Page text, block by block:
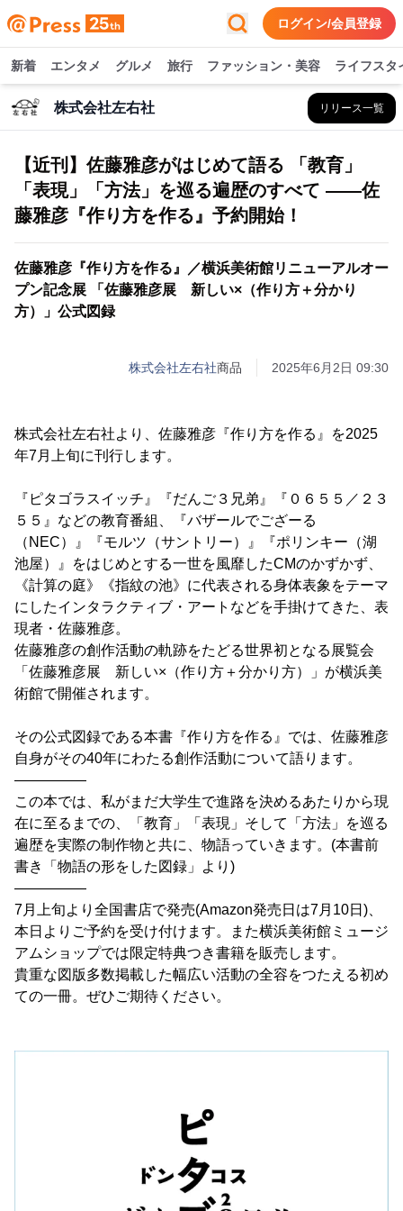
ログイン/会員登録
新着 エンタメ グルメ 旅行 ファッション・美容 ライフスタ
株式会社左右社 リリース一覧
【近刊】佐藤雅彦がはじめて語る 「教育」
「表現」「方法」を巡る遍歴のすべて ――佐
藤雅彦『作り方を作る』予約開始！
佐藤雅彦『作り方を作る』／横浜美術館リニューアルオー
プン記念展 「佐藤雅彦展 新しい×（作り方＋分かり
方）」公式図録
株式会社左右社商品 2025年6月2日 09:30
株式会社左右社より、佐藤雅彦『作り方を作る』を2025
年7月上旬に刊行します。
『ピタゴラスイッチ』『だんご３兄弟』『０６５５／２３
５５』などの教育番組、『バザールでござーる
（NEC）』『モルツ（サントリー）』『ポリンキー（湖
池屋）』をはじめとする一世を風靡したCMのかずかず、
《計算の庭》《指紋の池》に代表される身体表象をテーマ
にしたインタラクティブ・アートなどを手掛けてきた、表
現者・佐藤雅彦。
佐藤雅彦の創作活動の軌跡をたどる世界初となる展覧会
「佐藤雅彦展 新しい×（作り方＋分かり方）」が横浜美
術館で開催されます。
その公式図録である本書『作り方を作る』では、佐藤雅彦
自身がその40年にわたる創作活動について語ります。
―――――
この本では、私がまだ大学生で進路を決めるあたりから現
在に至るまでの、「教育」「表現」そして「方法」を巡る
遍歴を実際の制作物と共に、物語っていきます。(本書前
書き「物語の形をした図録」より)
―――――
7月上旬より全国書店で発売(Amazon発売日は7月10日)、
本日よりご予約を受け付けます。また横浜美術館ミュージ
アムショップでは限定特典つき書籍を販売します。
貴重な図版多数掲載した幅広い活動の全容をつたえる初め
ての一冊。ぜひご期待ください。